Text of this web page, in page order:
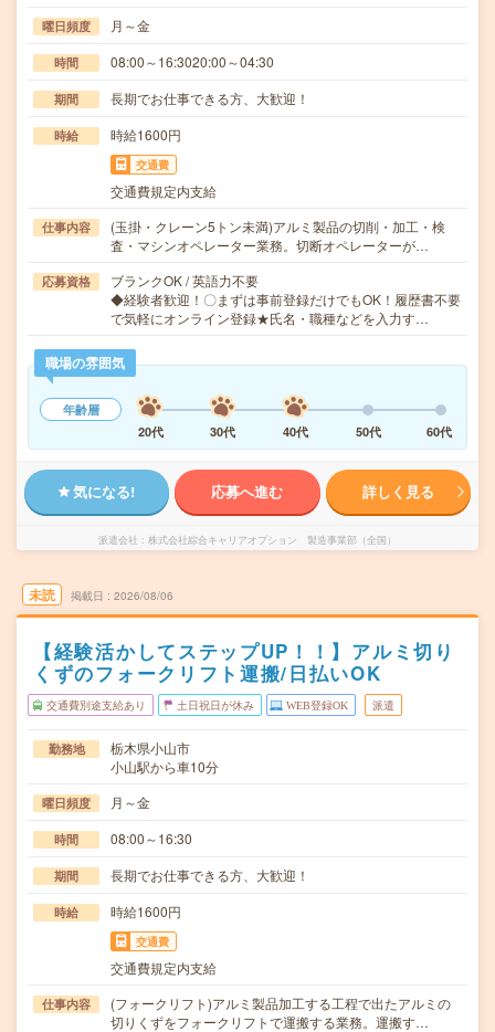
曜日頻度 月～金
時間 08:00～16:3020:00～04:30
期間 長期でお仕事できる方、大歓迎！
時給 時給1600円
交通費
交通費規定内支給
仕事内容
(玉掛・クレーン5トン未満)アルミ製品の切削・加工・検
査・マシンオペレーター業務。切断オペレーターが…
応募資格
ブランクOK / 英語力不要
◆経験者歓迎！〇まずは事前登録だけでもOK！履歴書不要
で気軽にオンライン登録★氏名・職種などを入力す…
職場の雰囲気
年齢層
20代
30代 40代 50代 60代
気になる! 応募へ進む 詳しく見る
派遣会社 株式会社綜合キャリアオプション 製造事業部（全国）
未読 掲載日 2026/08/06
【経験活かしてステップUP！！】アルミ切り
くずのフォークリフト運搬/日払いOK
交通費別途支給あり 土日祝日が休み WEB登録OK 派遣
勤務地
栃木県小山市
小山駅から車10分
曜日頻度 月～金
時間 08:00～16:30
期間 長期でお仕事できる方、大歓迎！
時給 時給1600円
交通費
交通費規定内支給
仕事内容
(フォークリフト)アルミ製品加工する工程で出たアルミの
切りくずをフォークリフトで運搬する業務。運搬す…